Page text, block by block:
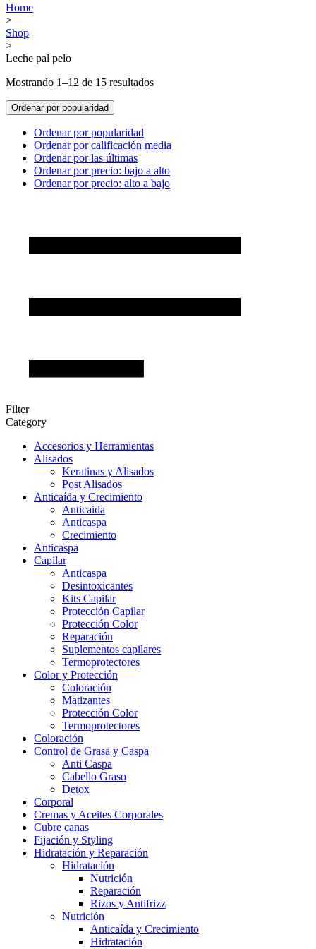
Home
>
Shop
>
Leche pal pelo
Mostrando 1–12 de 15 resultados
Ordenar por popularidad
Ordenar por popularidad
Ordenar por calificación media
Ordenar por las últimas
Ordenar por precio: bajo a alto
Ordenar por precio: alto a bajo
Filter
Category
Accesorios y Herramientas
Alisados
Keratinas y Alisados
Post Alisados
Anticaída y Crecimiento
Anticaida
Anticaspa
Crecimiento
Anticaspa
Capilar
Anticaspa
Desintoxicantes
Kits Capilar
Protección Capilar
Protección Color
Reparación
Suplementos capilares
Termoprotectores
Color y Protección
Coloración
Matizantes
Protección Color
Termoprotectores
Coloración
Control de Grasa y Caspa
Anti Caspa
Cabello Graso
Detox
Corporal
Cremas y Aceites Corporales
Cubre canas
Fijación y Styling
Hidratación y Reparación
Hidratación
Nutrición
Reparación
Rizos y Antifrizz
Nutrición
Anticaída y Crecimiento
Hidratación